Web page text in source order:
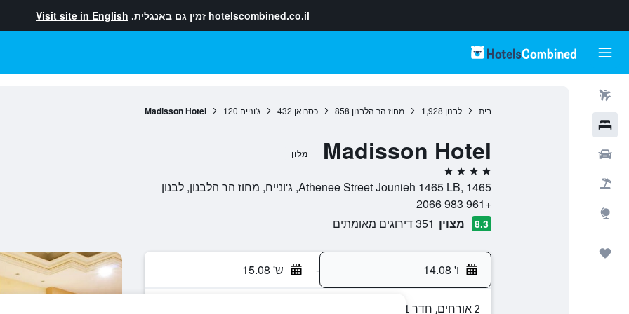
hotelscombined.co.il זמין גם באנגלית. Visit site in English
בית לבנון 1,928 מחוז הר הלבנון 858 כסרואן 432 ג'ונייח 120
Madisson Hotel
Madisson Hotel מלון
4 כוכבים
Athenee Street Jounieh 1465 LB, 1465, ג'ונייח, מחוז הר הלבנון, לבנון
+961 983 2066
8.3 מצוין 351 דירוגים מאומתים
ו' 14.08 - ש' 15.08
2 אורחים, חדר 1